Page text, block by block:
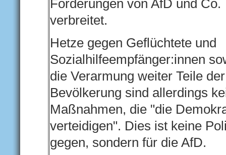
Forderungen von AfD und Co.
verbreitet.
Hetze gegen Geflüchtete und
Sozialhilfeempfänger:innen
die Verarmung weiter Teile der
Bevölkerung sind allerdings
Maßnahmen, die "die
verteidigen". Dies ist keine
gegen, sondern für die AfD.